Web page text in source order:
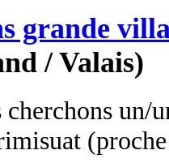
grande
/ Valais)
un/